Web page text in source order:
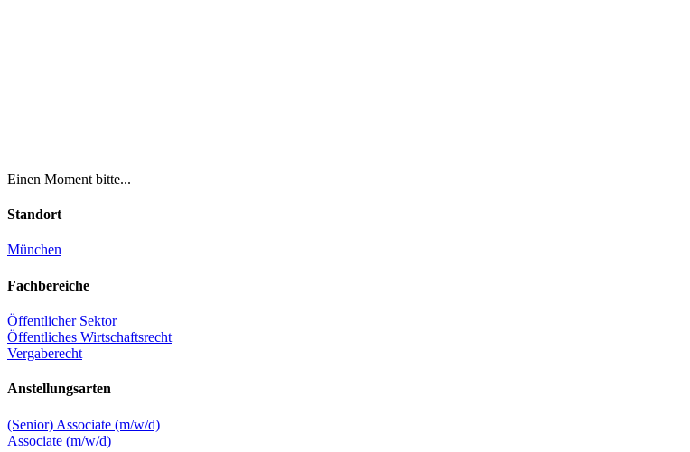
Einen Moment bitte...
Standort
München
Fachbereiche
Öffentlicher Sektor
Öffentliches Wirtschaftsrecht
Vergaberecht
Anstellungsarten
(Senior) Associate (m/w/d)
Associate (m/w/d)